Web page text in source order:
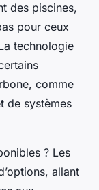
des piscines,
pour ceux
technologie
comme
de systèmes
? Les
allant